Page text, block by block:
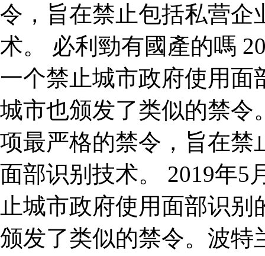
令，旨在禁止包括私营企
术。 必利勁有國產的嗎
一个禁止城市政府使用面
城市也颁发了类似的禁令
项最严格的禁令，旨在禁
面部识别技术。 2019年5
止城市政府使用面部识
颁发了类似的禁令。波特